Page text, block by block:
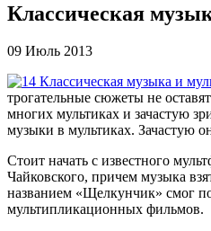
Классическая
09 Июль 2013
трогательные сюжеты не
многих мультиках и зачастую
музыки в мультиках. Зачастую
Стоит начать с известного
Чайковского, причем музыка
названием «Щелкунчик» смог
мультипликационных фильмов.